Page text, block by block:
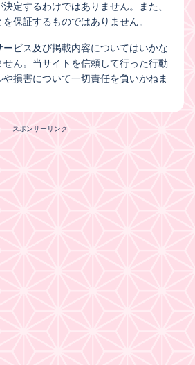
定するわけではありません。また、
保証するものではありません。
ビス及び掲載内容についてはいかな
ん。当サイトを信頼して行った行動
損害について一切責任を負いかねま
スポンサーリンク